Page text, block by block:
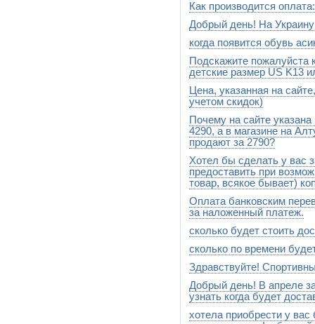
Все сроки доставки можно
где то 7-15 дней
Как производится
Наложенным платежом
Добрый день! На
отправляем при 100%
когда появится обувь
Данная,женская модель
прошлых сезонов.В этом
коричневом цвете и артикул
Подскажите пожалуйста
детские размер US K13
Уже появились http://
http://www.stylesport.ru/
http://www.stylesport.ru/
Цена, указанная на
учетом скидок)
Да,совпадает.Если есть
продавцом-консультантом в
Почему на сайте
4290, а в магазине на
продают за 2790?
Спасибо,что
Хотел бы сделать у вас
предоставить при
товар, всякое бывает)
Ни чего не
Оплата банковским
за наложенный платеж.
Да,возможна
сколько будет стоить
400 руб. Почтой России
сколько по времени
К Вам может приехать
Здравствуйте!
здравствуйте.Как таковых
встречается.Только если
Добрый день! В апреле
узнать когда будет
День добрый! Ваш заказ
хотела приобрести у